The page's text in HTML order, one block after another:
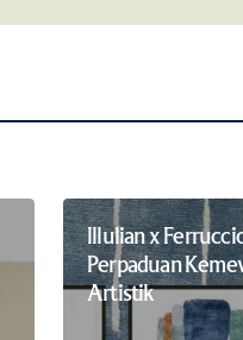
Illulian x
Perpaduan
Artistik